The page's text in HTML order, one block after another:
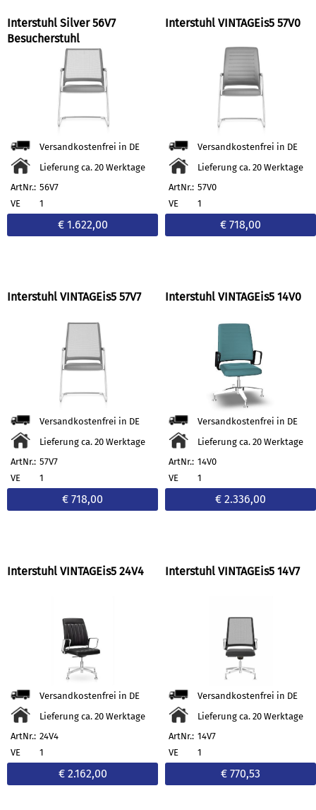
Interstuhl Silver 56V7
Besucherstuhl
Versandkostenfrei in DE
Lieferung ca. 20 Werktage
ArtNr.: 56V7
VE
1
€ 1.622,00
Interstuhl VINTAGEis5 57V0
Versandkostenfrei in DE
Lieferung ca. 20 Werktage
ArtNr.: 57V0
VE
1
€ 718,00
Interstuhl VINTAGEis5 57V7
Versandkostenfrei in DE
Lieferung ca. 20 Werktage
ArtNr.: 57V7
VE
1
€ 718,00
Interstuhl VINTAGEis5 14V0
Versandkostenfrei in DE
Lieferung ca. 20 Werktage
ArtNr.: 14V0
VE
1
€ 2.336,00
Interstuhl VINTAGEis5 24V4
Versandkostenfrei in DE
Lieferung ca. 20 Werktage
ArtNr.: 24V4
VE
1
€ 2.162,00
Interstuhl VINTAGEis5 14V7
Versandkostenfrei in DE
Lieferung ca. 20 Werktage
ArtNr.: 14V7
VE
1
€ 770,53